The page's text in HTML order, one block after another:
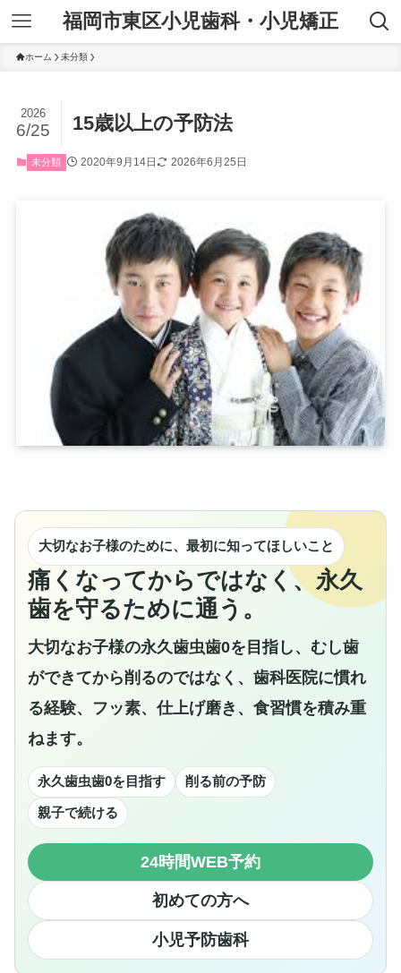
福岡市東区小児歯科・小児矯正
ホーム 未分類
15歳以上の予防法
2026
6/25
未分類 2020年9月14日 2026年6月25日
大切なお子様のために、最初に知ってほしいこと
痛くなってからではなく、永久
歯を守るために通う。
大切なお子様の永久歯虫歯0を目指し、むし歯
ができてから削るのではなく、歯科医院に慣れ
る経験、フッ素、仕上げ磨き、食習慣を積み重
ねます。
永久歯虫歯0を目指す 削る前の予防
親子で続ける
24時間WEB予約
初めての方へ
小児予防歯科